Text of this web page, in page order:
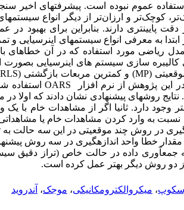
عموم نبوده است. پیشرفت­های اخیر
تر، کوچکتر و ارزانتر از دیگر انواع
پایین­تری دارند. بنابراین برای بهبود در
به معرفی انواع سیستم­های اینرسیایی و
ریاضی مورد استفاده که در آن خطاهای
سازی سیستم های اینرسیایی بصورت
(
MP) و کمترین مربعات بازگشتی (RLS
این پژوهش از نرم افزار OARSاستفاده
روش­های پیشنهادی نشان دادند که اولا در
وابستگی بالای بین پارامتر­ها نسبت به مدل ریاضی با 9 پارامتر وجود دارد. ثانیا اگر از
نسبت به وارد کردن مشاهدات خام یا
در روش چند موقعیتی در این سه حالت
است. ثالثا نتایج مقدار خطا واحد اندازه­گیری در سه روش
و علت عدم نیاز به­ جمع­آوری داده در حالت خاص (تراز
دو روش دیگر بهتر عمل کرده است.
، میکروالکترومکانیکی، موجک، آندروید